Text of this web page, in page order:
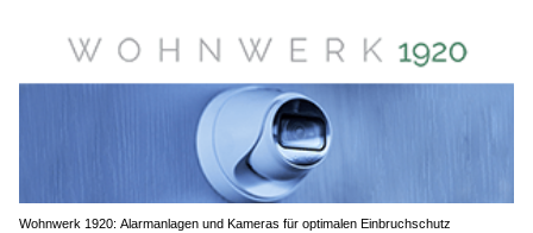
Wohnwerk 1920: Alarmanlagen und Kameras für optimalen Einbruchschutz